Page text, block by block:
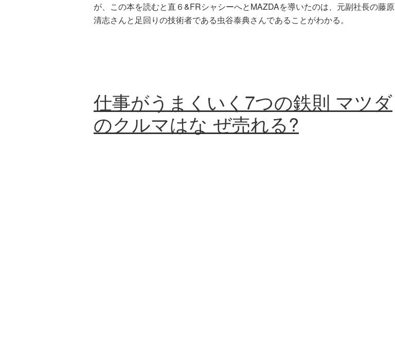
が、この本を読むと直６&FRシャシーへとMAZDAを導いたのは、元副社長の藤原
清志さんと足回りの技術者である虫谷泰典さんであることがわかる。
仕事がうまくいく7つの鉄則 マツダ
のクルマはな ぜ売れる?